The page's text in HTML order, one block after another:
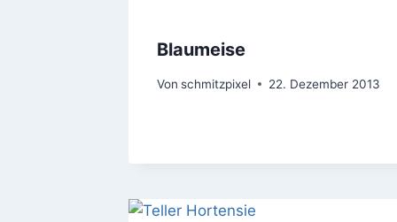
Blaumeise
Von schmitzpixel 22. Dezember 2013